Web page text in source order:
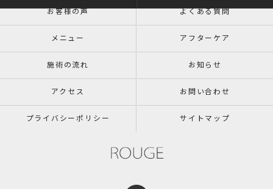
お客様の声 よくある質問
メニュー アフターケア
施術の流れ お知らせ
アクセス お問い合わせ
プライバシーポリシー サイトマップ